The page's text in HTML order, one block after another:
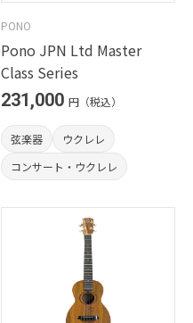
PONO
Pono JPN Ltd Master
Class Series
231,000 円（税込）
弦楽器
ウクレレ
コンサート・ウクレレ